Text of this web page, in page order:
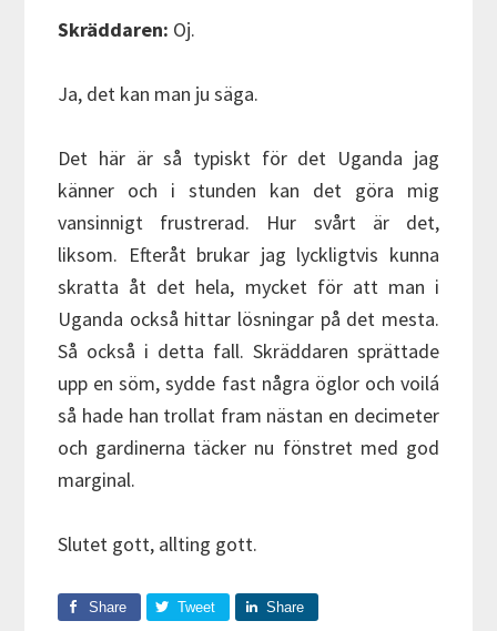
Skräddaren: Oj.
Ja, det kan man ju säga.
Det här är så typiskt för det Uganda jag
känner och i stunden kan det göra mig
vansinnigt frustrerad. Hur svårt är det,
liksom. Efteråt brukar jag lyckligtvis kunna
skratta åt det hela, mycket för att man i
Uganda också hittar lösningar på det mesta.
Så också i detta fall. Skräddaren sprättade
upp en söm, sydde fast några öglor och voilá
så hade han trollat fram nästan en decimeter
och gardinerna täcker nu fönstret med god
marginal.
Slutet gott, allting gott.
Share Tweet Share